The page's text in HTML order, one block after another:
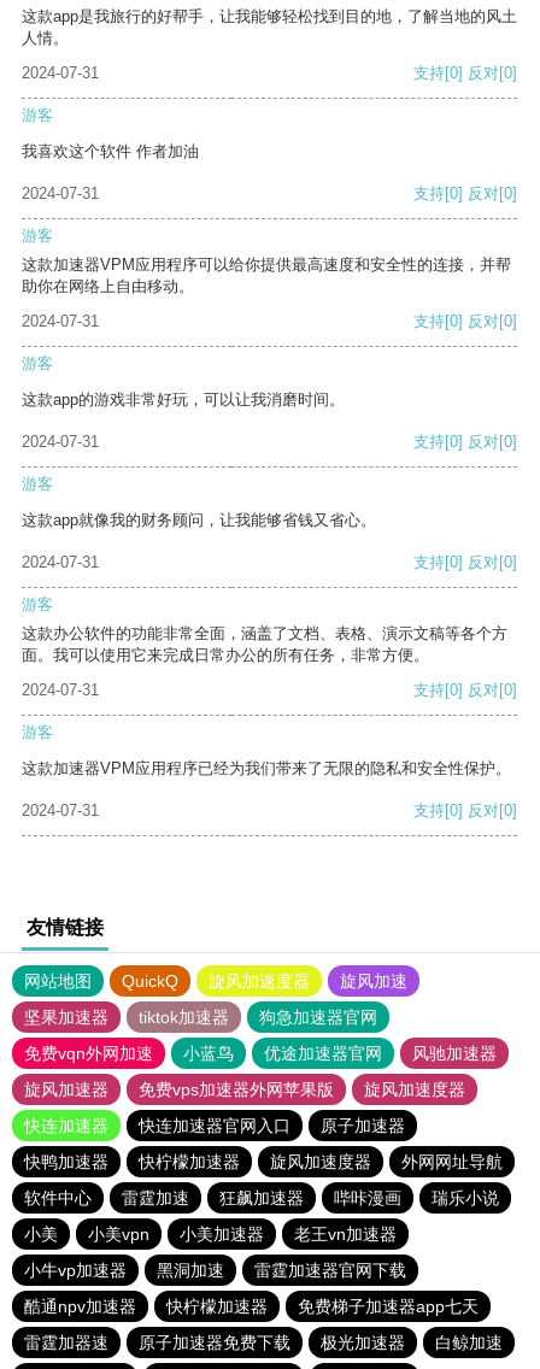
这款app是我旅行的好帮手，让我能够轻松找到目的地，了解当地的风土
人情。
2024-07-31
支持[0] 反对[0]
游客
我喜欢这个软件 作者加油
2024-07-31 支持[0] 反对[0]
游客
这款加速器VPM应用程序可以给你提供最高速度和安全性的连接，并帮
助你在网络上自由移动。
2024-07-31
支持[0] 反对[0]
游客
这款app的游戏非常好玩，可以让我消磨时间。
2024-07-31 支持[0] 反对[0]
游客
这款app就像我的财务顾问，让我能够省钱又省心。
2024-07-31 支持[0] 反对[0]
游客
这款办公软件的功能非常全面，涵盖了文档、表格、演示文稿等各个方
面。我可以使用它来完成日常办公的所有任务，非常方便。
2024-07-31
支持[0] 反对[0]
游客
这款加速器VPM应用程序已经为我们带来了无限的隐私和安全性保护。
2024-07-31 支持[0] 反对[0]
友情链接
网站地图 QuickQ 旋风加速度器
旋风加速
坚果加速器
tiktok加速器
狗急加速器官网
免费vqn外网加速
小蓝鸟 优途加速器官网
风驰加速器
旋风加速器
免费vps加速器外网苹果版
旋风加速度器
快连加速器
快连加速器官网入口
原子加速器
快鸭加速器
快柠檬加速器 旋风加速度器
外网网址导航
软件中心
雷霆加速 狂飙加速器 哔咔漫画
瑞乐小说
小美
小美vpn 小美加速器
老王vn加速器
小牛vp加速器
黑洞加速
雷霆加速器官网下载
酷通npv加速器
快柠檬加速器
免费梯子加速器app七天
雷霆加器速
原子加速器免费下载 极光加速器 白鲸加速